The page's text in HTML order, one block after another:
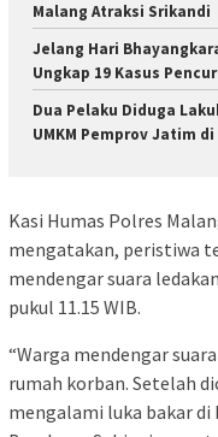
Malang Atraksi Srikandi
Jelang Hari
Ungkap 19 Kasus
Dua Pelaku Diduga
UMKM Pemprov Jatim
Kasi Humas Polres
mengatakan, peristiwa
mendengar suara
pukul 11.15 WIB.
“Warga mendengar
rumah korban. Setelah
mengalami luka bakar di